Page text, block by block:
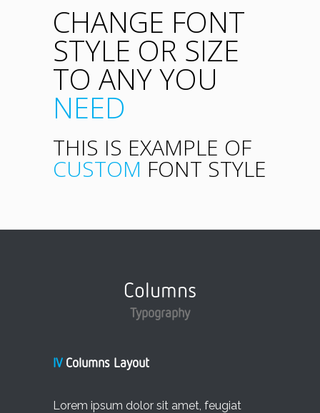
CHANGE FONT
STYLE OR SIZE
TO ANY YOU
NEED
THIS IS EXAMPLE OF
CUSTOM FONT STYLE
Columns
Typography
IVColumns Layout
Lorem ipsum dolor sit amet, feugiat